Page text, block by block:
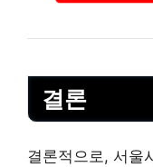
결론
결론적으로, 서울